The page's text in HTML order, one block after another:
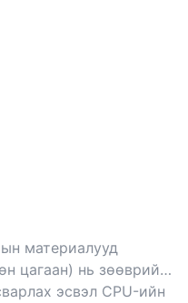
материалууд
цагаан) нь зөөврийн
оновчтой
эсвэл CPU-ийн